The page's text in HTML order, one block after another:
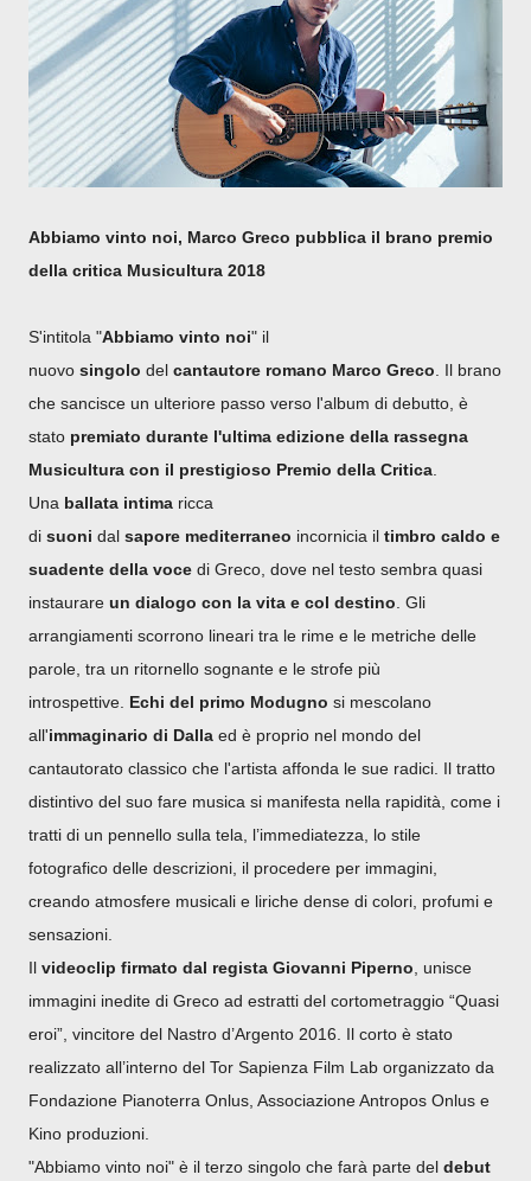
Abbiamo vinto noi, Marco Greco pubblica il brano premio
della critica Musicultura 2018
S'intitola "Abbiamo vinto noi" il
nuovo singolo del cantautore romano Marco Greco . Il brano
che sancisce un ulteriore passo verso l'album di debutto, è
stato premiato durante l'ultima edizione della rassegna
Musicultura con il prestigioso Premio della Critica
Una ballata intima ricca
di suoni dal sapore mediterraneo incornicia il timbro caldo e
suadente della voce di Greco, dove nel testo sembra quasi
instaurare un dialogo con la vita e col destino . Gli
arrangiamenti scorrono lineari tra le rime e le metriche delle
parole, tra un ritornello sognante e le strofe più
introspettive. Echi del primo Modugno si mescolano
all'immaginario di Dalla ed è proprio nel mondo del
cantautorato classico che l'artista affonda le sue radici. Il tratto
distintivo del suo fare musica si manifesta nella rapidità, come i
tratti di un pennello sulla tela, l’immediatezza, lo stile
fotografico delle descrizioni, il procedere per immagini,
creando atmosfere musicali e liriche dense di colori, profumi e
sensazioni.
Il videoclip firmato dal regista Giovanni Piperno , unisce
immagini inedite di Greco ad estratti del cortometraggio “Quasi
eroi”, vincitore del Nastro d’Argento 2016. Il corto è stato
realizzato all’interno del Tor Sapienza Film Lab organizzato da
Fondazione Pianoterra Onlus, Associazione Antropos Onlus e
Kino produzioni.
"Abbiamo vinto noi" è il terzo singolo che farà parte del debut